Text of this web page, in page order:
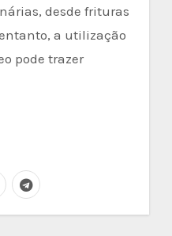
desde frituras
a utilização
pode trazer